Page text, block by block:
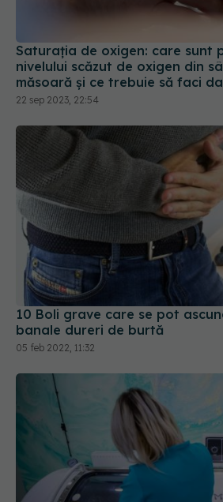
Saturația de oxigen: care sunt
nivelului scăzut de oxigen din
măsoară și ce trebuie să faci
mmHG
22 sep 2023, 22:54
10 Boli grave care se pot
banale dureri de burtă
05 feb 2022, 11:32